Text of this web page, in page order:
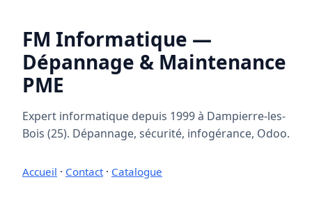
FM Informatique —
Dépannage & Maintenance
PME
Expert informatique depuis 1999 à Dampierre-les-
Bois (25). Dépannage, sécurité, infogérance, Odoo.
Accueil · Contact· Catalogue